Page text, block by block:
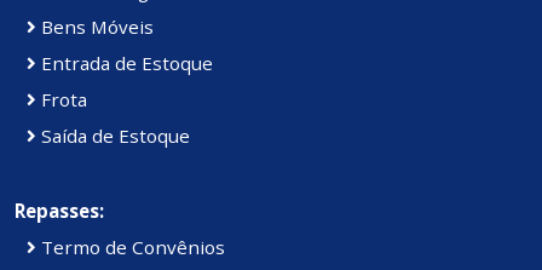
Bens Móveis
Entrada de Estoque
Frota
Saída de Estoque
Repasses:
Termo de Convênios